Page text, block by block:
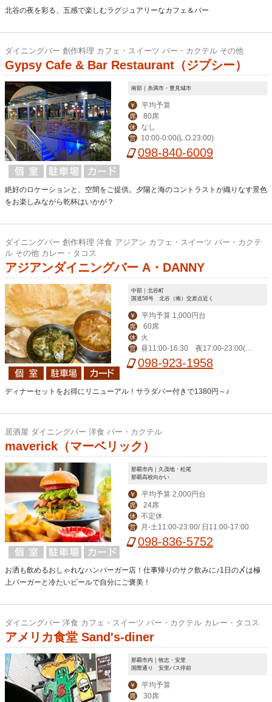
北谷の夜を彩る、五感で楽しむラグジュアリーなカフェ＆バー
ダイニングバー 創作料理 カフェ・スイーツ バー・カクテル その他
Gypsy Cafe & Bar Restaurant（ジプシー）
南部｜糸満市・豊見城市
￥ 平均予算
席 80席
休 なし
営 10:00-0:00(L.O.23:00)
098-840-6009
絶好のロケーションと、空間をご提供。夕陽と海のコントラストが織りなす景色
をお楽しみながら乾杯はいかが？
ダイニングバー 創作料理 洋食 アジアン カフェ・スイーツ バー・カクテ
ル その他 カレー・タコス
アジアンダイニングバー A・DANNY
中部｜北谷町
国道58号 北谷（南）交差点近く
￥ 平均予算 1,000円台
席 60席
休 火
営
昼11:00-16:30 夜17:00‐23:00(L
O 22:00)、金土24:00（LO 23:00）
098-923-1958
ディナーセットをお得にリニューアル！サラダバー付きで1380円～♪
居酒屋 ダイニングバー 洋食 バー・カクテル
maverick（マーベリック）
那覇市内｜久茂地・松尾
那覇高校向かい
￥ 平均予算 2,000円台
席 24席
休 不定休
営 月-土11:00-23:00/ 日11:00-17:00
098-836-5752
お洒も飲めるおしゃれなハンバーガー店！仕事帰りのサク飲みに♪1日の〆は極
上バーガーと冷たいビールで自分にご褒美！
ダイニングバー 洋食 カフェ・スイーツ バー・カクテル カレー・タコス
アメリカ食堂 Sand's-diner
那覇市内｜牧志・安里
国際通り 安里バス停前
￥ 平均予算
席 30席